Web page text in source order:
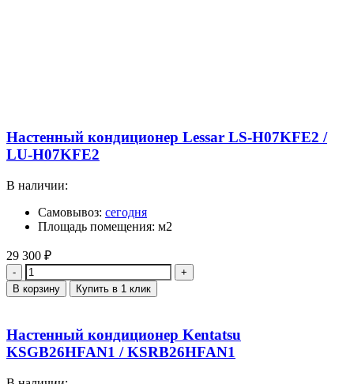
Настенный кондиционер Lessar LS-H07KFE2 /
LU-H07KFE2
В наличии:
Самовывоз: сегодня
Площадь помещения: м2
29 300 ₽
Количество
В корзину Купить в 1 клик
Настенный кондиционер Kentatsu
KSGB26HFAN1 / KSRB26HFAN1